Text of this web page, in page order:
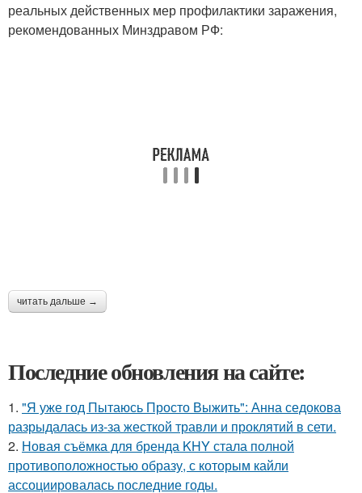
реальных действенных мер профилактики заражения,
рекомендованных Минздравом РФ:
читать дальше →
Последние обновления на сайте:
1. "Я уже год Пытаюсь Просто Выжить": Анна седокова
разрыдалась из-за жесткой травли и проклятий в сети.
2. Новая съёмка для бренда KHY стала полной
противоположностью образу, с которым кайли
ассоциировалась последние годы.